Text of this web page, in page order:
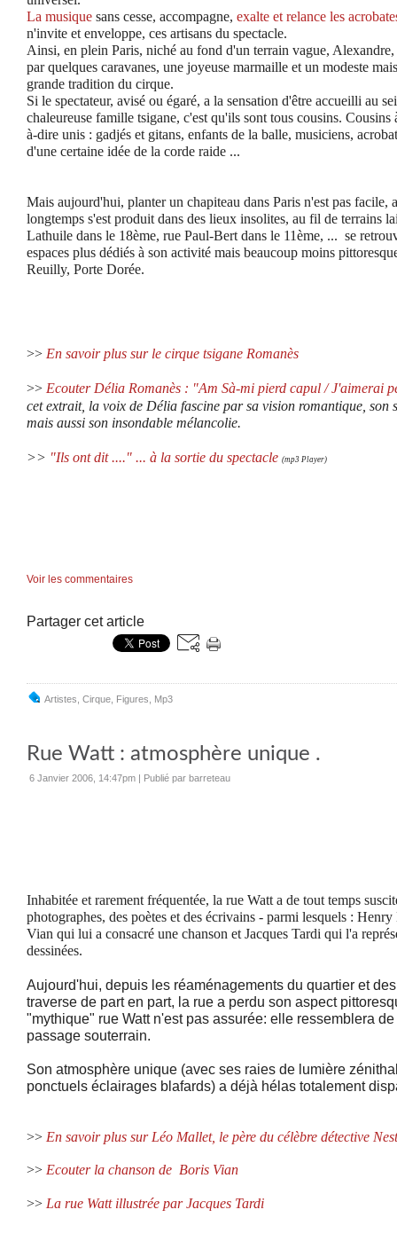
La musique sans cesse, accompagne, exalte et relance les
n'invite et enveloppe, ces artisans du spectacle.
Ainsi, en plein Paris, niché au fond d'un terrain vague,
par quelques caravanes, une joyeuse marmaille et un modeste
grande tradition du cirque.
Si le spectateur, avisé ou égaré, a la sensation d'être accueilli au
chaleureuse famille tsigane, c'est qu'ils sont tous cousins.
à-dire unis : gadjés et gitans, enfants de la balle, musiciens,
d'une certaine idée de la corde raide ...
Mais aujourd'hui, planter un chapiteau dans Paris n'est pas facile,
longtemps s'est produit dans des lieux insolites, au fil de terrains
Lathuile dans le 18ème, rue Paul-Bert dans le 11ème, ... se
espaces plus dédiés à son activité mais beaucoup moins
Reuilly, Porte Dorée.
>> En savoir plus sur le cirque tsigane Romanès
>> Ecouter Délia Romanès : "Am Sà-mi pierd capul / J'aimerai
cet extrait, la voix de Délia fascine par sa vision romantique, son
mais aussi son insondable mélancolie.
>> "Ils ont dit ...." ... à la sortie du spectacle (mp3 Player)
Voir les commentaires
Partager cet article
Artistes Cirque Figures Mp3
Rue Watt : atmosphère unique .
6 Janvier 2006, 14:47pm Publié par barreteau
Inhabitée et rarement fréquentée, la rue Watt a de tout temps
photographes, des poètes et des écrivains - parmi lesquels :
Vian qui lui a consacré une chanson et Jacques Tardi qui l'a
dessinées.
Aujourd'hui, depuis les réaménagements du quartier et
traverse de part en part, la rue a perdu son aspect
"mythique" rue Watt n'est pas assurée: elle ressemblera de
passage souterrain.
Son atmosphère unique (avec ses raies de lumière
ponctuels éclairages blafards) a déjà hélas totalement
>> En savoir plus sur Léo Mallet, le père du célèbre détective
>> Ecouter la chanson de Boris Vian
>> La rue Watt illustrée par Jacques Tardi